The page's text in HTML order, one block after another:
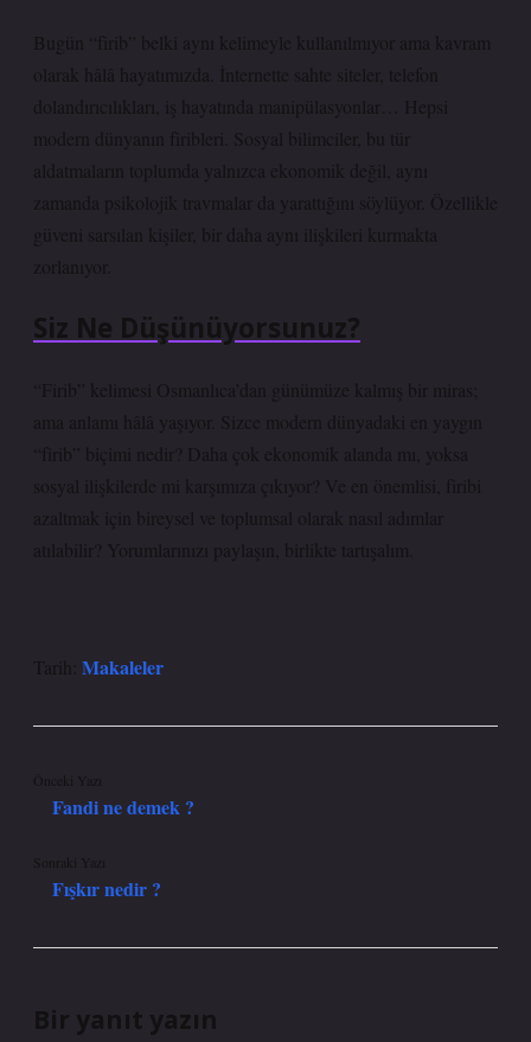
Bugün “firib” belki aynı kelimeyle kullanılmıyor ama kavram
olarak hâlâ hayatımızda. İnternette sahte siteler, telefon
dolandırıcılıkları, iş hayatında manipülasyonlar… Hepsi
modern dünyanın firibleri. Sosyal bilimciler, bu tür
aldatmaların toplumda yalnızca ekonomik değil, aynı
zamanda psikolojik travmalar da yarattığını söylüyor. Özellikle
güveni sarsılan kişiler, bir daha aynı ilişkileri kurmakta
zorlanıyor.
Siz Ne Düşünüyorsunuz?
“Firib” kelimesi Osmanlıca’dan günümüze kalmış bir miras;
ama anlamı hâlâ yaşıyor. Sizce modern dünyadaki en yaygın
“firib” biçimi nedir? Daha çok ekonomik alanda mı, yoksa
sosyal ilişkilerde mi karşımıza çıkıyor? Ve en önemlisi, firibi
azaltmak için bireysel ve toplumsal olarak nasıl adımlar
atılabilir? Yorumlarınızı paylaşın, birlikte tartışalım.
Tarih: Makaleler
Önceki Yazı
Fandi ne demek ?
Sonraki Yazı
Fışkır nedir ?
Bir yanıt yazın